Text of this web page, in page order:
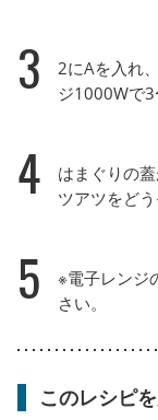
3
2にAを入れ
ジ1000Wで3
4
はまぐりの
ツアツをどう
5
※電子レンジ
さい。
このレシピ